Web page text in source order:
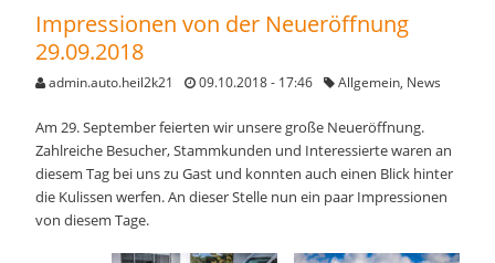
Impressionen von der Neueröffnung
29.09.2018
admin.auto.heil2k21 09.10.2018 - 17:46 Allgemein News
Am 29. September feierten wir unsere große Neueröffnung.
Zahlreiche Besucher, Stammkunden und Interessierte waren an
diesem Tag bei uns zu Gast und konnten auch einen Blick hinter
die Kulissen werfen. An dieser Stelle nun ein paar Impressionen
von diesem Tage.